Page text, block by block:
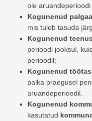
ole
Kogunenud
mis tuleb tasuda
Kogunenud
perioodi jooksul,
perioodil;
Kogunenud
palka praegusel
aruandeperioodil.
Kogunenud
kasutatud